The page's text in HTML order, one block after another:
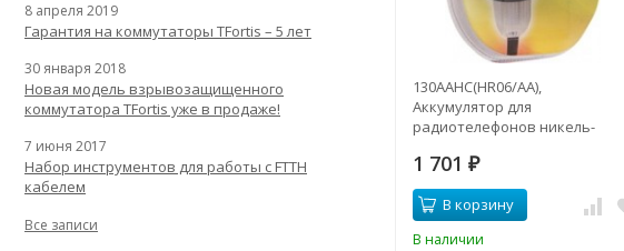
130AAHC(HR06/AA),
Аккумулятор для
радиотелефонов никель-
1300mAh (2шт) 1.2В
1 701 ₽
В корзину
В наличии
8 апреля 2019
Гарантия на коммутаторы TFortis – 5 лет
30 января 2018
Новая модель взрывозащищенного
коммутатора TFortis уже в продаже!
7 июня 2017
Набор инструментов для работы с FTTH
кабелем
Все записи